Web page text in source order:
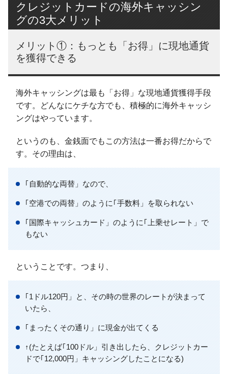
クレジットカードの海外キャッシン
グの3大メリット
メリット①：もっとも「お得」に現地通貨
を獲得できる
海外キャッシングは最も「お得」な現地通貨獲得手段
です。どんなにケチな方でも、積極的に海外キャッシ
ングはやっています。
というのも、金銭面でもこの方法は一番お得だからで
す。その理由は、
｢自動的な両替」なので、
｢空港での両替」のように｢手数料」を取られない
｢国際キャッシュカード」のように｢上乗せレート」で
もない
ということです。つまり、
｢1ドル120円」と、その時の世界のレートが決まって
いたら、
｢まったくその通り」に現金が出てくる
↑(たとえば｢100ドル」引き出したら、クレジットカー
ドで｢12,000円」キャッシングしたことになる)